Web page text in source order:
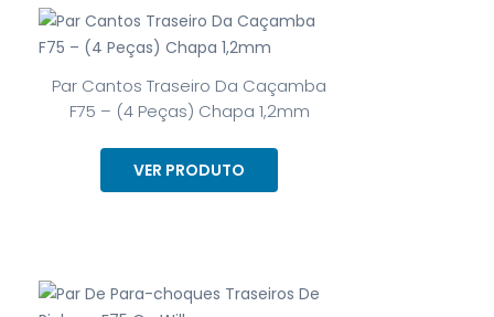
Par Cantos Traseiro Da Caçamba
F75 – (4 Peças) Chapa 1,2mm
VER PRODUTO